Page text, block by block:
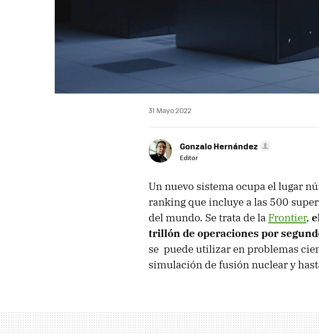
31 Mayo 2022
Gonzalo Hernández
Editor
Un nuevo sistema ocupa el lugar
ranking que incluye a las 500
del mundo. Se trata de la Frontier,
trillón de operaciones por
se puede utilizar en problemas
simulación de fusión nuclear y